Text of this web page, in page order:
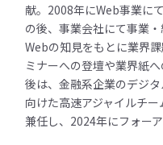
献。2008年にWeb事業に
の後、事業会社にて事業
Webの知見をもとに業界
ミナーへの登壇や業界紙
後は、金融系企業のデジ
向けた高速アジャイルチ
兼任し、2024年にフォー